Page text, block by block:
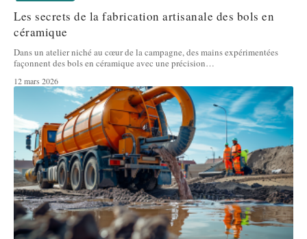
Les secrets de la fabrication artisanale des bols en
céramique
Dans un atelier niché au cœur de la campagne, des mains expérimentées
façonnent des bols en céramique avec une précision…
12 mars 2026